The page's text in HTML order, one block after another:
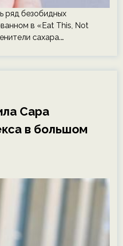
ряд безобидных
в «Eat This, Not
сахара.…
Сара
в большом